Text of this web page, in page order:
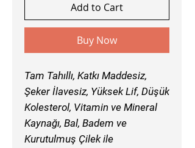
Add to Cart
Buy Now
Tam Tahıllı, Katkı Maddesiz,
Şeker İlavesiz, Yüksek Lif, Düşük
Kolesterol, Vitamin ve Mineral
Kaynağı, Bal, Badem ve
Kurutulmuş Çilek ile